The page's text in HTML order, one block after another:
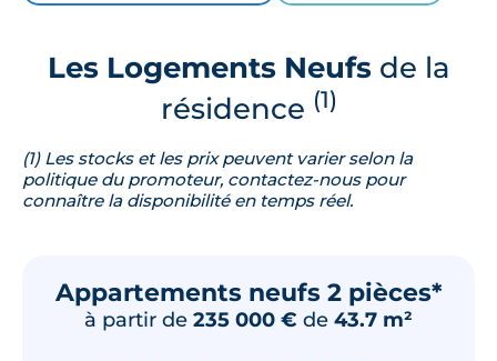
Les Logements Neufsde la
résidence (1)
(1) Les stocks et les prix peuvent varier selon la
politique du promoteur, contactez-nous pour
connaître la disponibilité en temps réel.
Appartements neufs 2 pièces*
à partir de 235 000 € de 43.7 m²